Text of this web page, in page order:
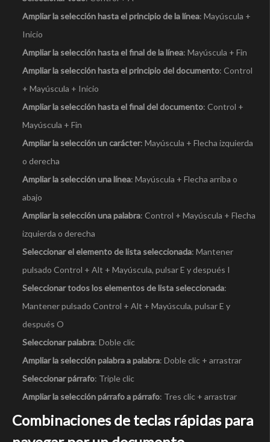
Ampliar la selección hasta el principio de la línea: Mayúscula +
Inicio
Ampliar la selección hasta el final de la línea: Mayúscula + Fin
Ampliar la selección hasta el principio del documento: Control
+ Mayúscula + Inicio
Ampliar la selección hasta el final del documento: Control +
Mayúscula + Fin
Ampliar la selección un carácter: Mayúscula + Flecha izquierda
o derecha
Ampliar la selección una línea: Mayúscula + Flecha arriba o
abajo
Ampliar la selección una palabra: Control + Mayúscula + Flecha
izquierda o derecha
Seleccionar el elemento de lista seleccionada: Mantener
pulsado Control + Alt + Mayúscula, pulsar E y después I
Seleccionar todos los elementos de lista seleccionada:
Mantener pulsado Control + Alt + Mayúscula, pulsar E y
después O
Seleccionar palabra: Doble clic
Ampliar la selección palabra a palabra: Doble clic + arrastrar
Seleccionar párrafo: Triple clic
Ampliar la selección párrafo a párrafo: Tres clic + arrastrar
Combinaciones de teclas rápidas para